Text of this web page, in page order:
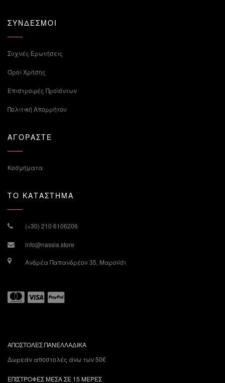
ΣΥΝΔΕΣΜΟΙ
Συχνές Ερωτήσεις
Όροι Χρήσης
Επιστροφές Προϊόντων
Πολιτική Απορρήτου
ΑΓΟΡΑΣΤΕ
Κοσμήματα
ΤΟ ΚΑΤΑΣΤΗΜΑ
(+30) 210 6106206
info@nassia.store
Ανδρέα Παπανδρέου 35, Μαρούσι
ΑΠΟΣΤΟΛΕΣ ΠΑΝΕΛΛΑΔΙΚΑ
Δωρεάν αποστολές άνω των 50€
ΕΠΙΣΤΡΟΦΕΣ ΜΕΣΑ ΣΕ 15 ΜΕΡΕΣ